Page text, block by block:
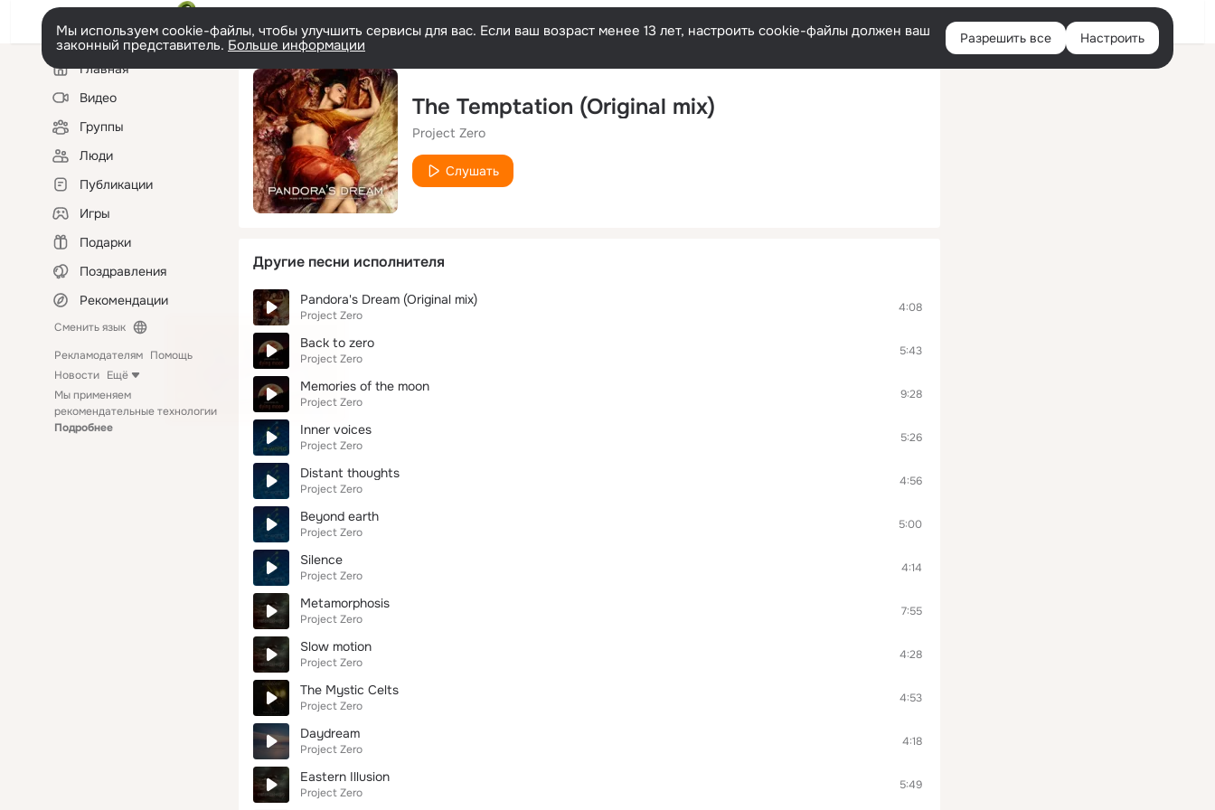
Войти
Мы используем cookie-файлы, чтобы улучшить сервисы для вас. Если ваш возраст менее 13 лет, настроить cookie-файлы должен ваш
законный представитель. Больше информации Разрешить все Настроить
Левая
колонкаГлавная
Видео
Группы
Люди
Публикации
Игры
Подарки
Поздравления
Рекомендации
Сменить язык
Рекламодателям Помощь
Новости Ещё
Мы применяем
рекомендательные технологии
Подробнее
The Temptation (Original mix)
Project Zero
Слушать
Другие песни исполнителя
Pandora's Dream (Original mix)
Project Zero
4:08
Back to zero
Project Zero
5:43
Memories of the moon
Project Zero
9:28
Inner voices
Project Zero
5:26
Distant thoughts
Project Zero
4:56
Beyond earth
Project Zero
5:00
Silence
Project Zero
4:14
Metamorphosis
Project Zero
7:55
Slow motion
Project Zero
4:28
The Mystic Celts
Project Zero
4:53
Daydream
Project Zero
4:18
Eastern Illusion
Project Zero
5:49